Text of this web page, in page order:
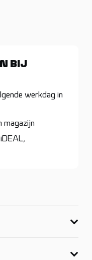
BIJ
werkdag in
magazijn